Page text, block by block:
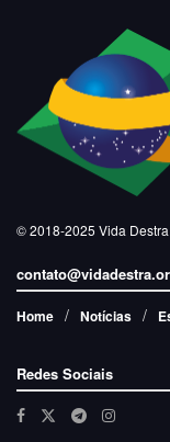
© 2018-2025 Vida Destra
Home Notícias
Redes Sociais